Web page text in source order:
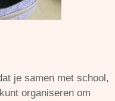
je samen met school,
organiseren om